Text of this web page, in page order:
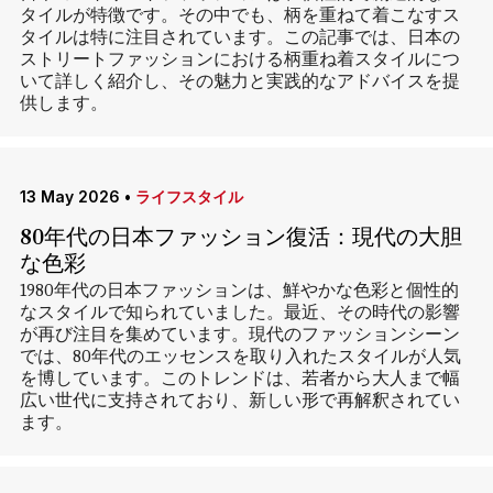
タイルが特徴です。その中でも、柄を重ねて着こなすス
タイルは特に注目されています。この記事では、日本の
ストリートファッションにおける柄重ね着スタイルにつ
いて詳しく紹介し、その魅力と実践的なアドバイスを提
供します。
13 May 2026 • ライフスタイル
80年代の日本ファッション復活：現代の大胆
な色彩
1980年代の日本ファッションは、鮮やかな色彩と個性的
なスタイルで知られていました。最近、その時代の影響
が再び注目を集めています。現代のファッションシーン
では、80年代のエッセンスを取り入れたスタイルが人気
を博しています。このトレンドは、若者から大人まで幅
広い世代に支持されており、新しい形で再解釈されてい
ます。